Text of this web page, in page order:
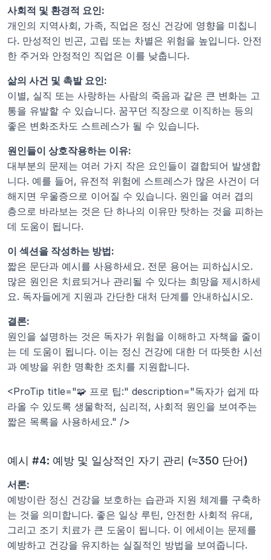
사회적 및 환경적 요인:
개인의 지역사회, 가족, 직업은 정신 건강에 영향을 미칩니
다. 만성적인 빈곤, 고립 또는 차별은 위험을 높입니다. 안전
한 주거와 안정적인 직업은 이를 낮춥니다.
삶의 사건 및 촉발 요인:
이별, 실직 또는 사랑하는 사람의 죽음과 같은 큰 변화는 고
통을 유발할 수 있습니다. 꿈꾸던 직장으로 이직하는 등의
좋은 변화조차도 스트레스가 될 수 있습니다.
원인들이 상호작용하는 이유:
대부분의 문제는 여러 가지 작은 요인들이 결합되어 발생합
니다. 예를 들어, 유전적 위험에 스트레스가 많은 사건이 더
해지면 우울증으로 이어질 수 있습니다. 원인을 여러 겹의
층으로 바라보는 것은 단 하나의 이유만 탓하는 것을 피하는
데 도움이 됩니다.
이 섹션을 작성하는 방법:
짧은 문단과 예시를 사용하세요. 전문 용어는 피하십시오.
많은 원인은 치료되거나 관리될 수 있다는 희망을 제시하세
요. 독자들에게 지원과 간단한 대처 단계를 안내하십시오.
결론:
원인을 설명하는 것은 독자가 위험을 이해하고 자책을 줄이
는 데 도움이 됩니다. 이는 정신 건강에 대한 더 따뜻한 시선
과 예방을 위한 명확한 조치를 지원합니다.
<ProTip title="🧩 프로 팁:" description="독자가 쉽게 따
라올 수 있도록 생물학적, 심리적, 사회적 원인을 보여주는
짧은 목록을 사용하세요." />
예시 #4: 예방 및 일상적인 자기 관리 (≈350 단어)
서론:
예방이란 정신 건강을 보호하는 습관과 지원 체계를 구축하
는 것을 의미합니다. 좋은 일상 루틴, 안전한 사회적 유대,
그리고 조기 치료가 큰 도움이 됩니다. 이 에세이는 문제를
예방하고 건강을 유지하는 실질적인 방법을 보여줍니다.